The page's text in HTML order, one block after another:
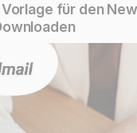
für den